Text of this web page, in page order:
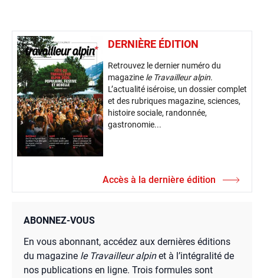
DERNIÈRE ÉDITION
Retrouvez le dernier numéro du
magazine le Travailleur alpin.
L’actualité iséroise, un dossier complet
et des rubriques magazine, sciences,
histoire sociale, randonnée,
gastronomie...
Accès à la dernière édition
ABONNEZ-VOUS
En vous abonnant, accédez aux dernières éditions
du magazine le Travailleur alpinet à l’intégralité de
nos publications en ligne. Trois formules sont